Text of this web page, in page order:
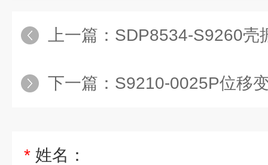
上一篇： SDP8534-S9260壳
下一篇： S9210-0025P位移
* 姓名：